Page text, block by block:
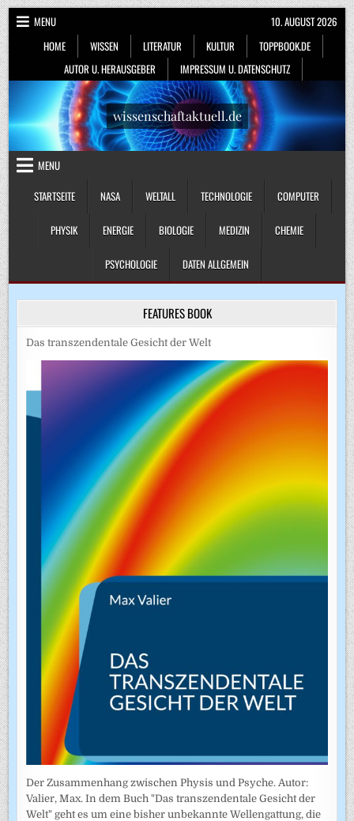
Skip
to
content
MENU
HOME
WISSEN LITERATUR KULTUR
TOPPBOOK.DE
AUTOR U. HERAUSGEBER
IMPRESSUM U. DATENSCHUTZ
10. AUGUST 2026
wissenschaftaktuell.de
MENU
STARTSEITE
NASA WELTALL TECHNOLOGIE COMPUTER
PHYSIK ENERGIE BIOLOGIE MEDIZIN CHEMIE
PSYCHOLOGIE DATEN ALLGEMEIN
FEATURES BOOK
Das transzendentale Gesicht der Welt
Der Zusammenhang zwischen Physis und Psyche. Autor:
Valier, Max. In dem Buch "Das transzendentale Gesicht der
Welt" geht es um eine bisher unbekannte Wellengattung, die